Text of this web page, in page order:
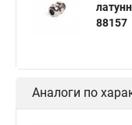
88157
Аналоги по